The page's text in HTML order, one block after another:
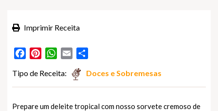
Imprimir Receita
FacebookPinterestWhatsApp
Email
Tipo de Receita: Doces e Sobremesas
Prepare um deleite tropical com nosso sorvete cremoso de